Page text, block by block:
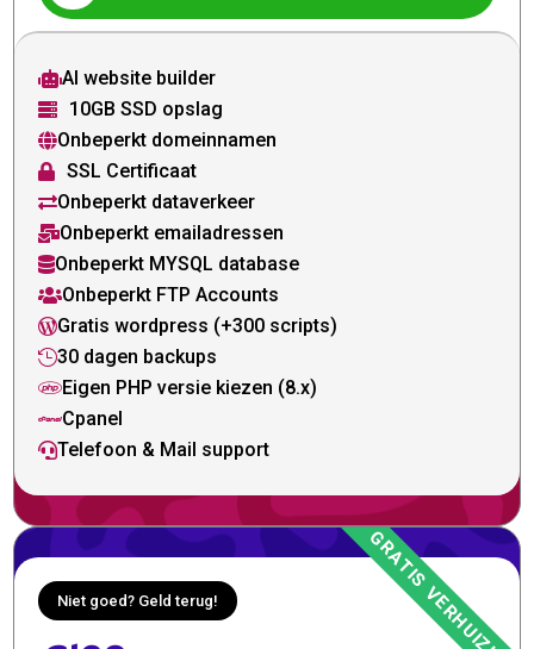
AI website builder
 10GB SSD opslag
Onbeperkt domeinnamen
 SSL Certificaat
Onbeperkt dataverkeer
Onbeperkt emailadressen
Onbeperkt MYSQL database
Onbeperkt FTP Accounts
Gratis wordpress (+300 scripts)
30 dagen backups
Eigen PHP versie kiezen (8.x)
Cpanel
Telefoon & Mail support
Niet goed? Geld terug!